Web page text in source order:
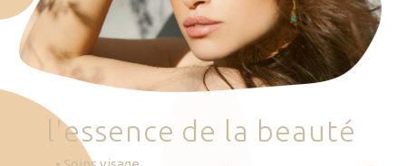
Prendre RDV
'essence de la beauté